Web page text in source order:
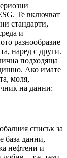
Те включват
стандарти,
и
разнообразие
наред с други.
подходяща
Ако имате
моля,
на данни:
списък за
база данни,
нефтени и